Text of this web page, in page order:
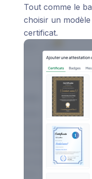
Tout comme le
choisir un
certificat.